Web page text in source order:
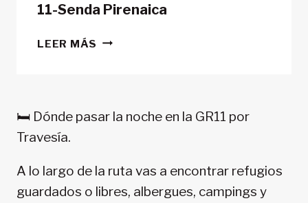
11-Senda Pirenaica
LEER MÁS CONSEJOS
11-
🛏️ Dónde pasar la noche en la GR11 por
Travesía.
A lo largo de la ruta vas a encontrar refugios
guardados o libres, albergues, campings y